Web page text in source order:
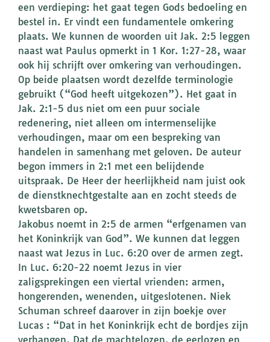
een verdieping: het gaat tegen Gods bedoeling en
bestel in. Er vindt een fundamentele omkering
plaats. We kunnen de woorden uit Jak. 2:5 leggen
naast wat Paulus opmerkt in 1 Kor. 1:27-28, waar
ook hij schrijft over omkering van verhoudingen.
Op beide plaatsen wordt dezelfde terminologie
gebruikt (“God heeft uitgekozen”). Het gaat in
Jak. 2:1-5 dus niet om een puur sociale
redenering, niet alleen om intermenselijke
verhoudingen, maar om een bespreking van
handelen in samenhang met geloven. De auteur
begon immers in 2:1 met een belijdende
uitspraak. De Heer der heerlijkheid nam juist ook
de dienstknechtgestalte aan en zocht steeds de
kwetsbaren op.
Jakobus noemt in 2:5 de armen “erfgenamen van
het Koninkrijk van God”. We kunnen dat leggen
naast wat Jezus in Luc. 6:20 over de armen zegt.
In Luc. 6:20-22 noemt Jezus in vier
zaligsprekingen een viertal vrienden: armen,
hongerenden, wenenden, uitgeslotenen. Niek
Schuman schreef daarover in zijn boekje over
Lucas : “Dat in het Koninkrijk echt de bordjes zijn